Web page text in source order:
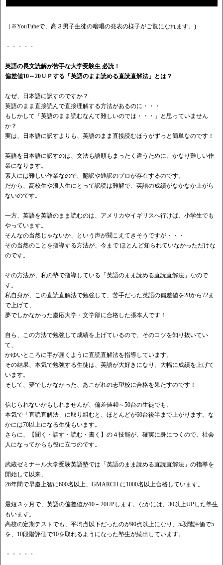
（※YouTubeで、高３男子生徒の暗唱の発表の様子がご覧になれます。)
・・・・・
英語の長文読解が苦手な大学受験生 必読！
偏差値10～20ＵＰする「英語のまま読める直読直解法」とは？
なぜ、日本語に訳すのですか？
英語のまま直接読んで直接理解する方法があるのに・・・
もしかして「英語のまま読むなんて難しいのでは・・・」と思っていません
か？
実は、日本語に訳すよりも、英語のまま直接読むほうがずっと簡単なのです！
英語を日本語に訳すのは、文法も語順もまったく違うために、かなり難しい作
業になります。
素人には難しい作業なので、翻訳や通訳のプロが存在するのです。
だから、高校生や浪人生にとって訳読は難解で、英語の成績がなかなか上がら
ないのです。
一方、英語を英語のまま読むのは、アメリカやイギリスへ行けば、小学生でも
やっています。
そんなの当然じゃないか、という声が聞こえてきそうですが・・・
その当然のことを指導する方法が、今まで ほとんど知られていなかっただけな
のです。
その方法が、私の塾で指導している「英語のまま読める直読直解法」なので
す。
私自身が、この直読直解法で勉強して、苦手だった英語の偏差値を28から72ま
で上げて、
夢でしかなかった慶応大学・文学部に合格した張本人です！
自ら、この方法で勉強して成績を上げているので、そのコツを知り抜いてい
て、
かゆいところに手が届くように直読直解法を指導しています。
その結果、本気で勉強する生徒は、英語が大好きになり、大幅に成績を上げて
います。
そして、夢でしかなかった、あこがれの志望校に合格を果たすのです！
信じられないかもしれませんが、偏差値40～50台の生徒でも、
本気で「直読直解法」に取り組むと、ほとんどが60台後半まで上がります。な
かには70以上になる生徒もいます。
さらに、【聞く・話す・読む・書く】の４技能が、確実に身につくので、社会
人になってからも役に立つのです。
武蔵ゼミナール大学受験英語塾では「英語のまま読める直読直解法」の指導を
開始して以来、
26年間で早慶上智に600名以上、GMARCH に1000名以上合格しています。
最短３ヶ月で、英語の偏差値が10～20UPします。なかには、30以上UPした塾生
もいます。
高校の定期テストでも、平均点以下だったのが90点以上になり、5段階評価で5
を、10段階評価で10を取れるようになった塾生が続出しています。
・・・・・